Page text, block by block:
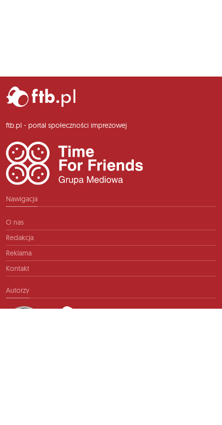
ftb.pl - portal społeczności imprezowej
Nawigacja
O nas
Redakcja
Reklama
Kontakt
Autorzy